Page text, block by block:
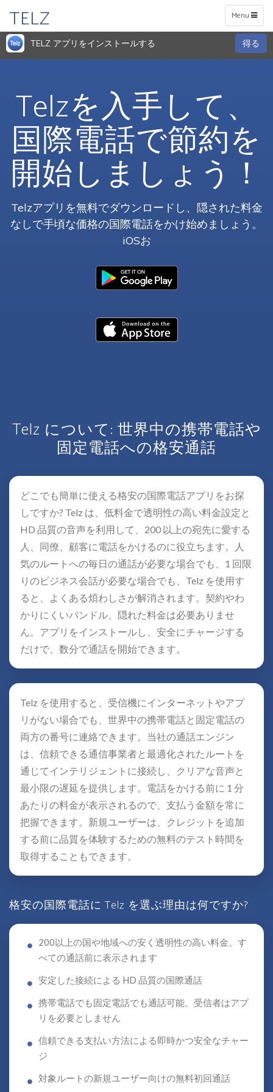
Toggle
navigation
Menu
TELZ
TELZ アプリをインストールする 得る
Telzを入手して、
国際電話で節約を
開始しましょう！
Telzアプリを無料でダウンロードし、隠された料金
なしで手頃な価格の国際電話をかけ始めましょう。
iOSお
Telz について: 世界中の携帯電話や
固定電話への格安通話
どこでも簡単に使える格安の国際電話アプリをお探
しですか? Telz は、低料金で透明性の高い料金設定と
HD 品質の音声を利用して、200 以上の宛先に愛する
人、同僚、顧客に電話をかけるのに役立ちます。人
気のルートへの毎日の通話が必要な場合でも、1 回限
りのビジネス会話が必要な場合でも、Telz を使用す
ると、よくある煩わしさが解消されます。契約やわ
かりにくいバンドル、隠れた料金は必要ありませ
ん。アプリをインストールし、安全にチャージする
だけで、数分で通話を開始できます。
Telz を使用すると、受信機にインターネットやアプ
リがない場合でも、世界中の携帯電話と固定電話の
両方の番号に連絡できます。当社の通話エンジン
は、信頼できる通信事業者と最適化されたルートを
通じてインテリジェントに接続し、クリアな音声と
最小限の遅延を提供します。電話をかける前に 1 分
あたりの料金が表示されるので、支払う金額を常に
把握できます。新規ユーザーは、クレジットを追加
する前に品質を体験するための無料のテスト時間を
取得することもできます。
格安の国際電話に Telz を選ぶ理由は何ですか?
200以上の国や地域への安く透明性の高い料金。す
べての通話前に表示されます
安定した接続による HD 品質の国際通話
携帯電話でも固定電話でも通話可能。受信者はアプ
リを必要としません
信頼できる支払い方法による即時かつ安全なチャー
ジ
対象ルートの新規ユーザー向けの無料初回通話